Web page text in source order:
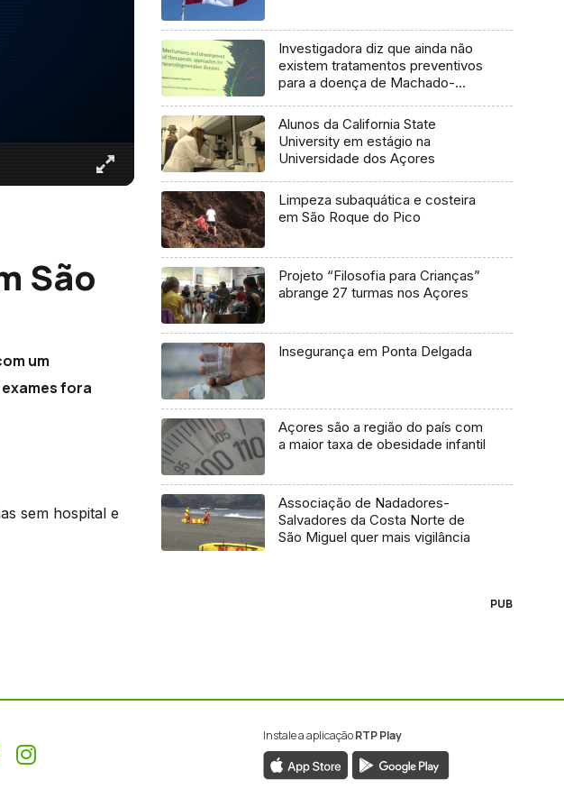
São
um
fora
sem hospital e
Investigadora diz que ainda não
existem tratamentos preventivos
para a doença de Machado-
Alunos da California State
University em estágio na
Universidade dos Açores
Limpeza subaquática e costeira
em São Roque do Pico
Projeto “Filosofia para Crianças”
abrange 27 turmas nos Açores
Insegurança em Ponta Delgada
Açores são a região do país com
a maior taxa de obesidade infantil
Associação de Nadadores-
Salvadores da Costa Norte de
São Miguel quer mais vigilância
PUB
Facebook
Instagram
Instale a aplicaçãoRTP Play